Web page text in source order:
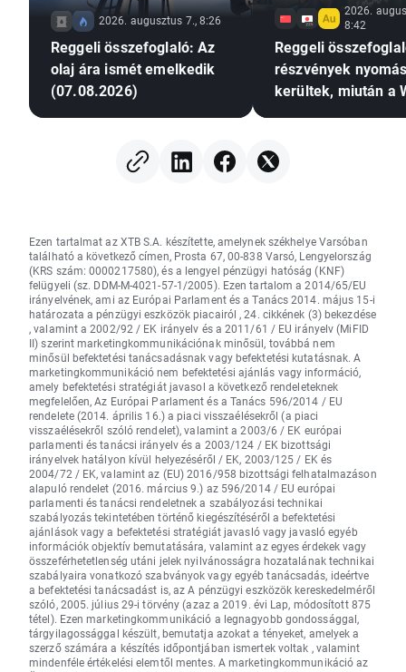
2026. augusztus 7., 8:26
Reggeli összefoglaló: Az
olaj ára ismét emelkedik
(07.08.2026)
2026.
8:42
Reggeli
részvények
kerültek, miután a
került sor; a
Ezen tartalmat az XTB S.A. készítette, amelynek székhelye Varsóban
található a következő címen, Prosta 67, 00-838 Varsó, Lengyelország
(KRS szám: 0000217580), és a lengyel pénzügyi hatóság (KNF)
felügyeli (sz. DDM-M-4021-57-1/2005). Ezen tartalom a 2014/65/EU
irányelvének, ami az Európai Parlament és a Tanács 2014. május 15-i
határozata a pénzügyi eszközök piacairól , 24. cikkének (3) bekezdése
, valamint a 2002/92 / EK irányelv és a 2011/61 / EU irányelv (MiFID
II) szerint marketingkommunikációnak minősül, továbbá nem
minősül befektetési tanácsadásnak vagy befektetési kutatásnak. A
marketingkommunikáció nem befektetési ajánlás vagy információ,
amely befektetési stratégiát javasol a következő rendeleteknek
megfelelően, Az Európai Parlament és a Tanács 596/2014 / EU
rendelete (2014. április 16.) a piaci visszaélésekről (a piaci
visszaélésekről szóló rendelet), valamint a 2003/6 / EK európai
parlamenti és tanácsi irányelv és a 2003/124 / EK bizottsági
irányelvek hatályon kívül helyezéséről / EK, 2003/125 / EK és
2004/72 / EK, valamint az (EU) 2016/958 bizottsági felhatalmazáson
alapuló rendelet (2016. március 9.) az 596/2014 / EU európai
parlamenti és tanácsi rendeletnek a szabályozási technikai
szabályozás tekintetében történő kiegészítéséről a befektetési
ajánlások vagy a befektetési stratégiát javasló vagy javasló egyéb
információk objektív bemutatására, valamint az egyes érdekek vagy
összeférhetetlenség utáni jelek nyilvánosságra hozatalának technikai
szabályaira vonatkozó szabványok vagy egyéb tanácsadás, ideértve
a befektetési tanácsadást is, az A pénzügyi eszközök kereskedelméről
szóló, 2005. július 29-i törvény (azaz a 2019. évi Lap, módosított 875
tétel). Ezen marketingkommunikáció a legnagyobb gondossággal,
tárgyilagossággal készült, bemutatja azokat a tényeket, amelyek a
szerző számára a készítés időpontjában ismertek voltak , valamint
mindenféle értékelési elemtől mentes. A marketingkommunikáció az